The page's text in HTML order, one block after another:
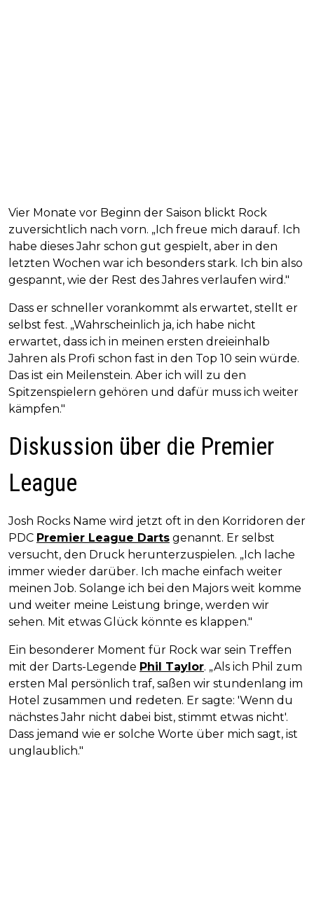
Vier Monate vor Beginn der Saison blickt Rock
zuversichtlich nach vorn. „Ich freue mich darauf. Ich
habe dieses Jahr schon gut gespielt, aber in den
letzten Wochen war ich besonders stark. Ich bin also
gespannt, wie der Rest des Jahres verlaufen wird."
Dass er schneller vorankommt als erwartet, stellt er
selbst fest. „Wahrscheinlich ja, ich habe nicht
erwartet, dass ich in meinen ersten dreieinhalb
Jahren als Profi schon fast in den Top 10 sein würde.
Das ist ein Meilenstein. Aber ich will zu den
Spitzenspielern gehören und dafür muss ich weiter
kämpfen."
Diskussion über die Premier
League
Josh Rocks Name wird jetzt oft in den Korridoren der
PDC Premier League Darts genannt. Er selbst
versucht, den Druck herunterzuspielen. „Ich lache
immer wieder darüber. Ich mache einfach weiter
meinen Job. Solange ich bei den Majors weit komme
und weiter meine Leistung bringe, werden wir
sehen. Mit etwas Glück könnte es klappen."
Ein besonderer Moment für Rock war sein Treffen
mit der Darts-Legende Phil Taylor. „Als ich Phil zum
ersten Mal persönlich traf, saßen wir stundenlang im
Hotel zusammen und redeten. Er sagte: 'Wenn du
nächstes Jahr nicht dabei bist, stimmt etwas nicht'.
Dass jemand wie er solche Worte über mich sagt, ist
unglaublich."